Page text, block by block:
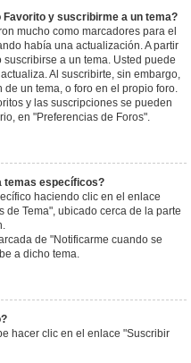
y suscribirme a un tema?
mucho como marcadores para el
había una actualización. A partir
a un tema. Usted puede
Al suscribirte, sin embargo,
un tema, o foro en el propio foro.
y las suscripciones se pueden
en "Preferencias de Foros".
temas específicos?
haciendo clic en el enlace
Tema", ubicado cerca de la parte
de "Notificarme cuando se
a dicho tema.
hacer clic en el enlace "Suscribir